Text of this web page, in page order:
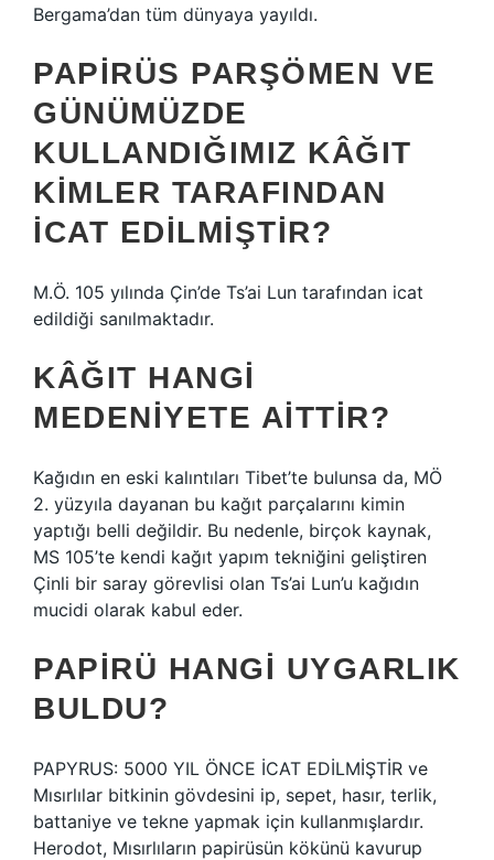
Bergama’dan tüm dünyaya yayıldı.
PAPIRÜS PARŞÖMEN VE
GÜNÜMÜZDE
KULLANDIĞIMIZ KÂĞIT
KIMLER TARAFINDAN
ICAT EDILMIŞTIR?
M.Ö. 105 yılında Çin’de Ts’ai Lun tarafından icat
edildiği sanılmaktadır.
KÂĞIT HANGI
MEDENIYETE AITTIR?
Kağıdın en eski kalıntıları Tibet’te bulunsa da, MÖ
2. yüzyıla dayanan bu kağıt parçalarını kimin
yaptığı belli değildir. Bu nedenle, birçok kaynak,
MS 105’te kendi kağıt yapım tekniğini geliştiren
Çinli bir saray görevlisi olan Ts’ai Lun’u kağıdın
mucidi olarak kabul eder.
PAPIRÜ HANGI UYGARLIK
BULDU?
PAPYRUS: 5000 YIL ÖNCE İCAT EDİLMİŞTİR ve
Mısırlılar bitkinin gövdesini ip, sepet, hasır, terlik,
battaniye ve tekne yapmak için kullanmışlardır.
Herodot, Mısırlıların papirüsün kökünü kavurup